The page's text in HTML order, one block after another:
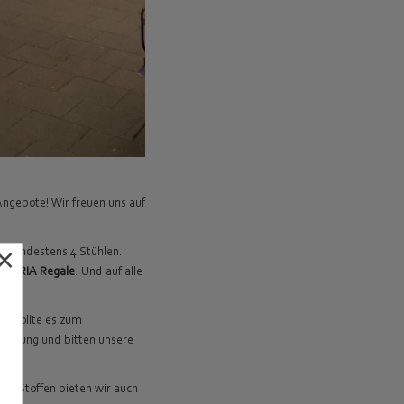
Wir freuen uns auf
mindestens 4 Stühlen.
TRIA Regale. Und auf alle
Sollte es zum
und bitten unsere
Stoffen bieten wir auch